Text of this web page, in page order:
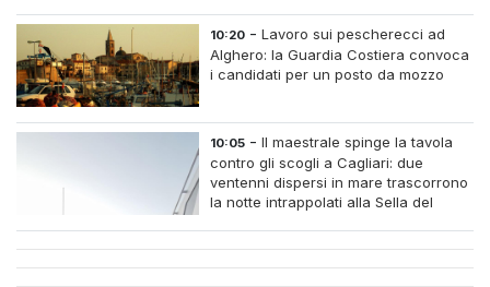
10:20 -Lavoro sui pescherecci ad
Alghero: la Guardia Costiera convoca
i candidati per un posto da mozzo
10:05 -Il maestrale spinge la tavola
contro gli scogli a Cagliari: due
ventenni dispersi in mare trascorrono
la notte intrappolati alla Sella del